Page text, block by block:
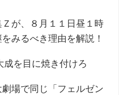
が、８月１１日昼１時
みるべき理由を解説！
を目に焼き付けろ
場で同じ「フェルゼン